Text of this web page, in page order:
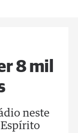
8 mil
neste